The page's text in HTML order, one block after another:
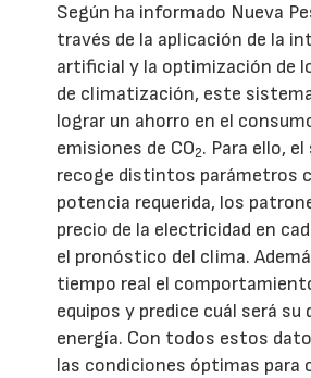
Según ha informado Nueva
través de la aplicación de la
artificial y la optimización de
de climatización, este
lograr un ahorro en el
emisiones de CO2. Para ello,
recoge distintos parámetros
potencia requerida, los
precio de la electricidad en
el pronóstico del clima.
tiempo real el
equipos y predice cuál será su
energía. Con todos estos
las condiciones óptimas para